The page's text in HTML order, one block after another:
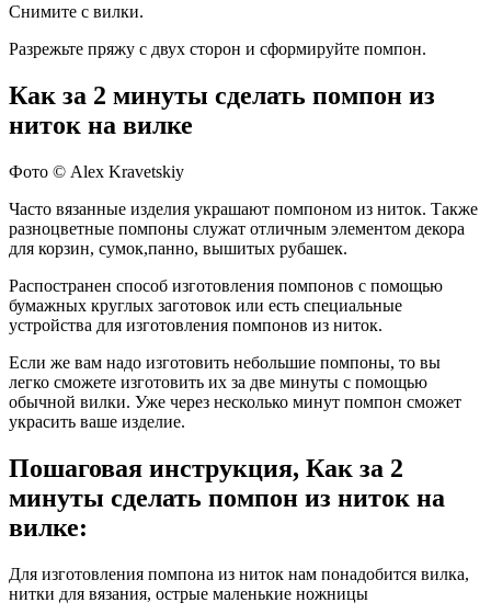
Снимите с вилки.
Разрежьте пряжу с двух сторон и сформируйте помпон.
Как за 2 минуты сделать помпон из
ниток на вилке
Фото © Alex Kravetskiy
Часто вязанные изделия украшают помпоном из ниток. Также
разноцветные помпоны служат отличным элементом декора
для корзин, сумок,панно, вышитых рубашек.
Распостранен способ изготовления помпонов с помощью
бумажных круглых заготовок или есть специальные
устройства для изготовления помпонов из ниток.
Если же вам надо изготовить небольшие помпоны, то вы
легко сможете изготовить их за две минуты с помощью
обычной вилки. Уже через несколько минут помпон сможет
украсить ваше изделие.
Пошаговая инструкция, Как за 2
минуты сделать помпон из ниток на
вилке:
Для изготовления помпона из ниток нам понадобится вилка,
нитки для вязания, острые маленькие ножницы